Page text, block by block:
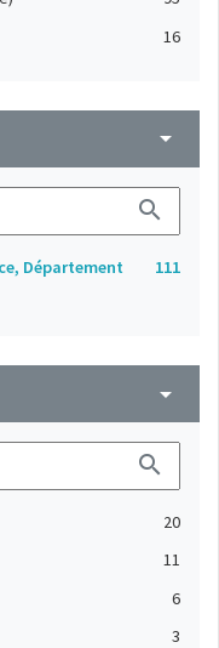
16
arrow_drop_down
search
Département
111
arrow_drop_down
search
20
11
6
3